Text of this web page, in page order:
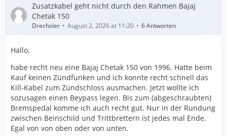
Zusatzkabel geht nicht durch den Rahmen Bajaj
Chetak 150
Drechsler August 2, 2026 at 11:20 6 Antworten
Hallo,
habe recht neu eine Bajaj Chetak 150 von 1996. Hatte beim
Kauf keinen Zündfunken und ich konnte recht schnell das
Kill-Kabel zum Zündschloss ausmachen. Jetzt wollte ich
sozusagen einen Beypass legen. Bis zum (abgeschraubten)
Bremspedal komme ich auch recht gut. Nur in der Rundung
zwischen Beinschild und Trittbrettern ist jedes mal Ende.
Egal von von oben oder von unten.